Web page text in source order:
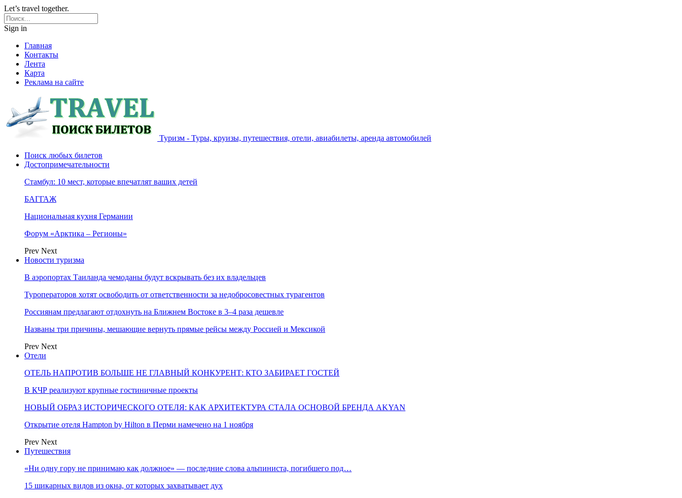
Let’s travel together.
Sign in
Главная
Контакты
Лента
Карта
Реклама на сайте
Туризм - Туры, круизы, путешествия, отели, авиабилеты, аренда автомобилей
Поиск любых билетов
Достопримечательности
Стамбул: 10 мест, которые впечатлят ваших детей
БАГГАЖ
Национальная кухня Германии
Форум «Арктика – Регионы»
Prev Next
Новости туризма
В аэропортах Таиланда чемоданы будут вскрывать без их владельцев
Туроператоров хотят освободить от ответственности за недобросовестных турагентов
Россиянам предлагают отдохнуть на Ближнем Востоке в 3–4 раза дешевле
Названы три причины, мешающие вернуть прямые рейсы между Россией и Мексикой
Prev Next
Отели
ОТЕЛЬ НАПРОТИВ БОЛЬШЕ НЕ ГЛАВНЫЙ КОНКУРЕНТ: КТО ЗАБИРАЕТ ГОСТЕЙ
В КЧР реализуют крупные гостиничные проекты
НОВЫЙ ОБРАЗ ИСТОРИЧЕСКОГО ОТЕЛЯ: КАК АРХИТЕКТУРА СТАЛА ОСНОВОЙ БРЕНДА AKYAN
Открытие отеля Hampton by Hilton в Перми намечено на 1 ноября
Prev Next
Путешествия
«Ни одну гору не принимаю как должное» — последние слова альпиниста, погибшего под…
15 шикарных видов из окна, от которых захватывает дух